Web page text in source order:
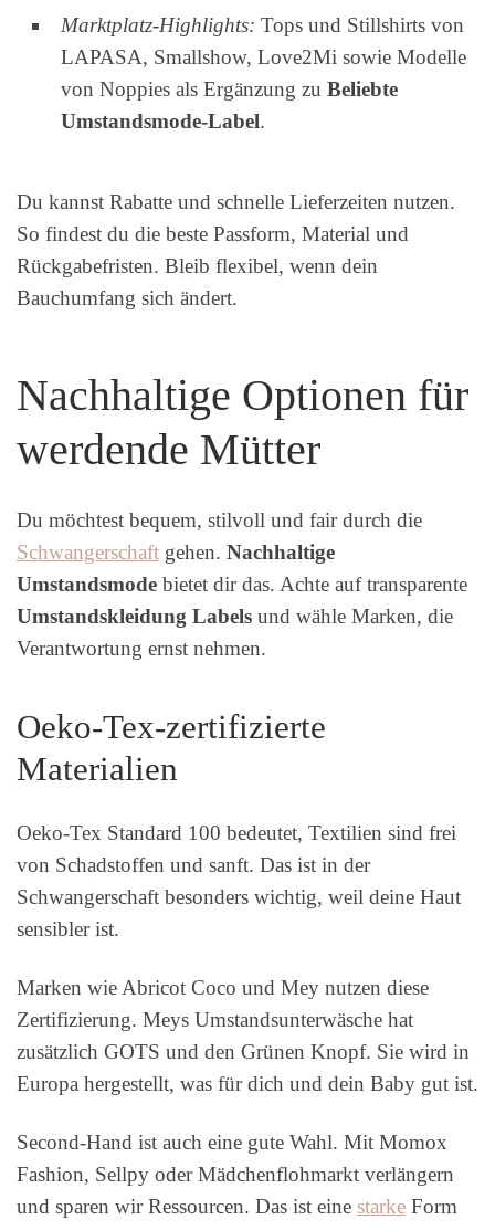
Marktplatz-Highlights: Tops und Stillshirts von
LAPASA, Smallshow, Love2Mi sowie Modelle
von Noppies als Ergänzung zu Beliebte
Umstandsmode-Label.
Du kannst Rabatte und schnelle Lieferzeiten nutzen.
So findest du die beste Passform, Material und
Rückgabefristen. Bleib flexibel, wenn dein
Bauchumfang sich ändert.
Nachhaltige Optionen für
werdende Mütter
Du möchtest bequem, stilvoll und fair durch die
Schwangerschaft gehen. Nachhaltige
Umstandsmode bietet dir das. Achte auf transparente
Umstandskleidung Labels und wähle Marken, die
Verantwortung ernst nehmen.
Oeko-Tex-zertifizierte
Materialien
Oeko-Tex Standard 100 bedeutet, Textilien sind frei
von Schadstoffen und sanft. Das ist in der
Schwangerschaft besonders wichtig, weil deine Haut
sensibler ist.
Marken wie Abricot Coco und Mey nutzen diese
Zertifizierung. Meys Umstandsunterwäsche hat
zusätzlich GOTS und den Grünen Knopf. Sie wird in
Europa hergestellt, was für dich und dein Baby gut ist.
Second-Hand ist auch eine gute Wahl. Mit Momox
Fashion, Sellpy oder Mädchenflohmarkt verlängern
und sparen wir Ressourcen. Das ist eine starke Form